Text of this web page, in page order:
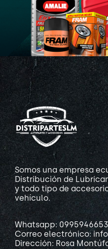
Somos una empresa
Distribución de
y todo tipo de
vehículo.
Whatsapp: 0995946653
Correo electrónico:
Dirección: Rosa